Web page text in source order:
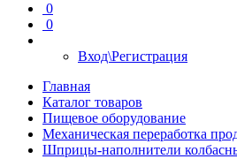
0
0
Вход\Регистрация
Главная
Каталог товаров
Пищевое оборудование
Механическая переработка
Шприцы-наполнители